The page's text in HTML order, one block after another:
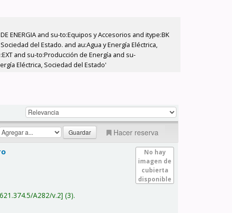
ENERGIA and su-to:Equipos y Accesorios and itype:BK
del Estado. and au:Agua y Energía Eléctrica,
and su-to:Producción de Energía and su-
Eléctrica, Sociedad del Estado'
Hacer reserva
No hay
imagen de
cubierta
disponible
621.374.5/A282/v.2 (3).